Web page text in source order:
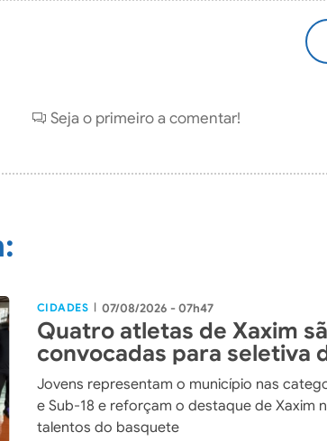
Seja o primeiro a comentar!
CIDADES | 07/08/2026 - 07h47
Quatro atletas de Xaxim
convocadas para seletiva
Catarinense de Basquete
Jovens representam o município nas
e Sub-18 e reforçam o destaque de Xaxim
talentos do basquete